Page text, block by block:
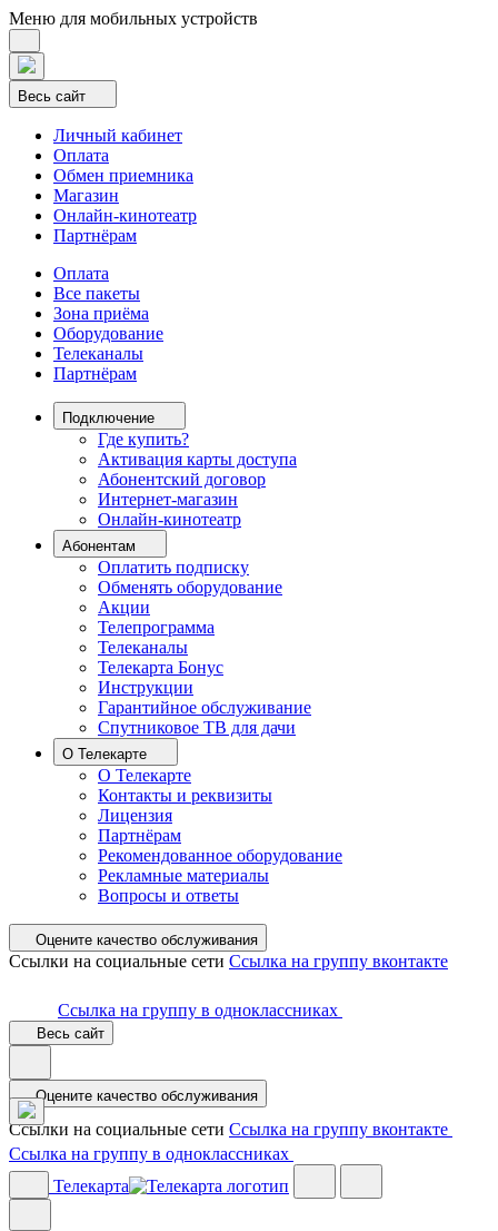
Меню для мобильных устройств
Весь сайт
Личный кабинет
Оплата
Обмен приемника
Магазин
Онлайн-кинотеатр
Партнёрам
Оплата
Все пакеты
Зона приёма
Оборудование
Телеканалы
Партнёрам
Подключение
Где купить?
Активация карты доступа
Абонентский договор
Интернет-магазин
Онлайн-кинотеатр
Абонентам
Оплатить подписку
Обменять оборудование
Акции
Телепрограмма
Телеканалы
Телекарта Бонус
Инструкции
Гарантийное обслуживание
Спутниковое ТВ для дачи
О Телекарте
О Телекарте
Контакты и реквизиты
Лицензия
Партнёрам
Рекомендованное оборудование
Рекламные материалы
Вопросы и ответы
Оцените качество обслуживания
Ссылки на социальные сети Ссылка на группу вконтакте
Ссылка на группу в одноклассниках
Весь сайт
Оцените качество обслуживания
Ссылки на социальные сети Ссылка на группу вконтакте
Ссылка на группу в одноклассниках
Телекарта